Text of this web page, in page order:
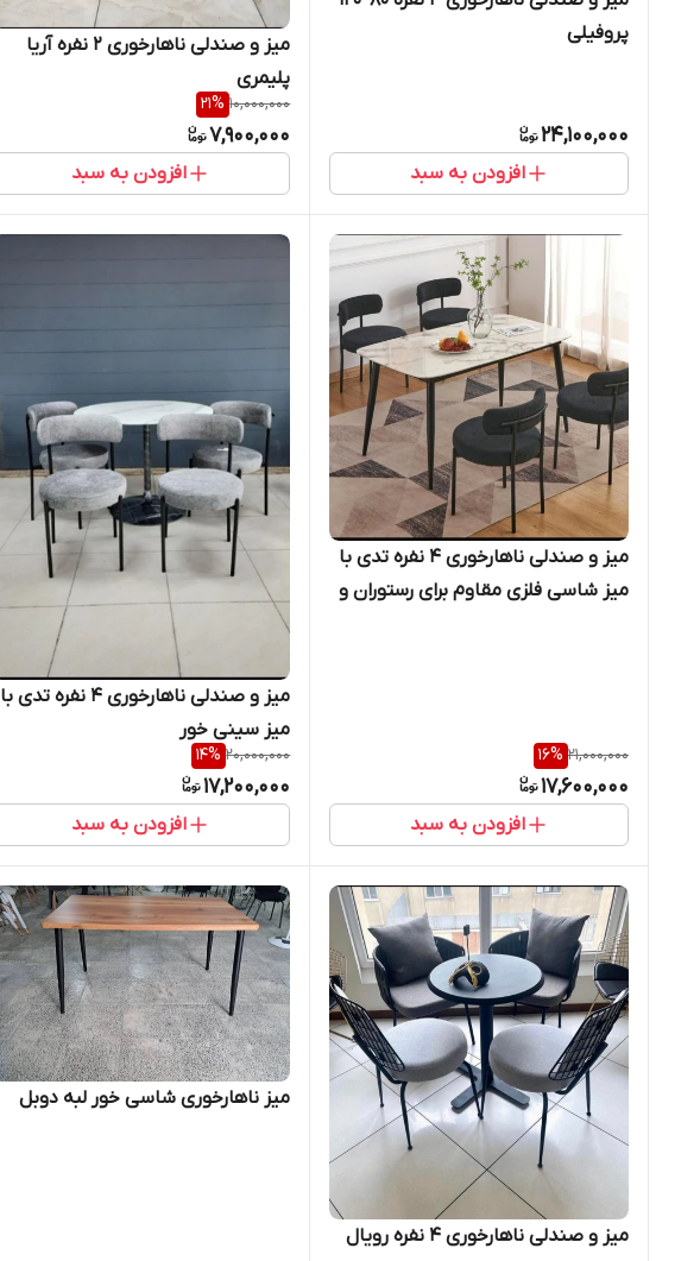
پروفیلی
24,100,000
افزودن به سبد
میز و صندلی ناهارخوری ۲ نفره آریا
پلیمری
10,000,000
21%
7,900,000
افزودن به سبد
میز و صندلی ناهارخوری ۴ نفره تدی با
میز شاسی فلزی مقاوم برای رستوران و
21,000,000
16%
17,600,000
افزودن به سبد
میز و صندلی ناهارخوری ۴ نفره تدی با
میز سینی خور
20,000,000
14%
17,200,000
افزودن به سبد
میز و صندلی ناهارخوری ۴ نفره رویال
میز ناهارخوری شاسی خور لبه دوبل